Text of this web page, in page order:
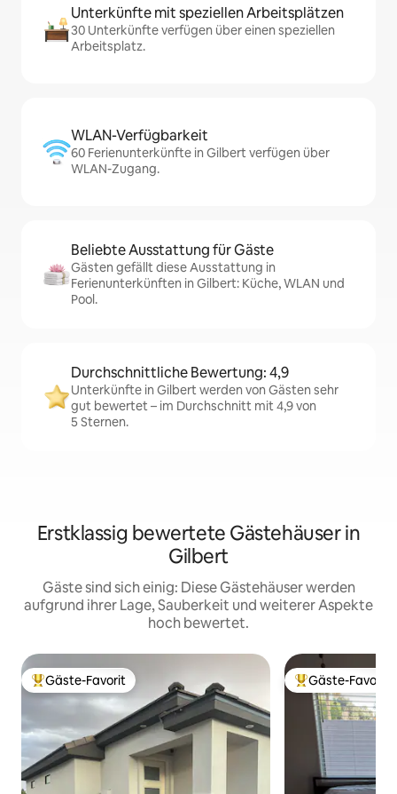
Unterkünfte mit speziellen Arbeitsplätzen
30 Unterkünfte verfügen über einen speziellen
Arbeitsplatz.
WLAN-Verfügbarkeit
60 Ferienunterkünfte in Gilbert verfügen über
WLAN-Zugang.
Beliebte Ausstattung für Gäste
Gästen gefällt diese Ausstattung in
Ferienunterkünften in Gilbert: Küche, WLAN und
Pool.
Durchschnittliche Bewertung: 4,9
Unterkünfte in Gilbert werden von Gästen sehr
gut bewertet – im Durchschnitt mit 4,9 von
5 Sternen.
Erstklassig bewertete Gästehäuser in
Gilbert
Gäste sind sich einig: Diese Gästehäuser werden
aufgrund ihrer Lage, Sauberkeit und weiterer Aspekte
hoch bewertet.
Beliebter Gäste-Favorit.
Gäste-Favorit Beliebter Gäste-
Gäste-Favorit